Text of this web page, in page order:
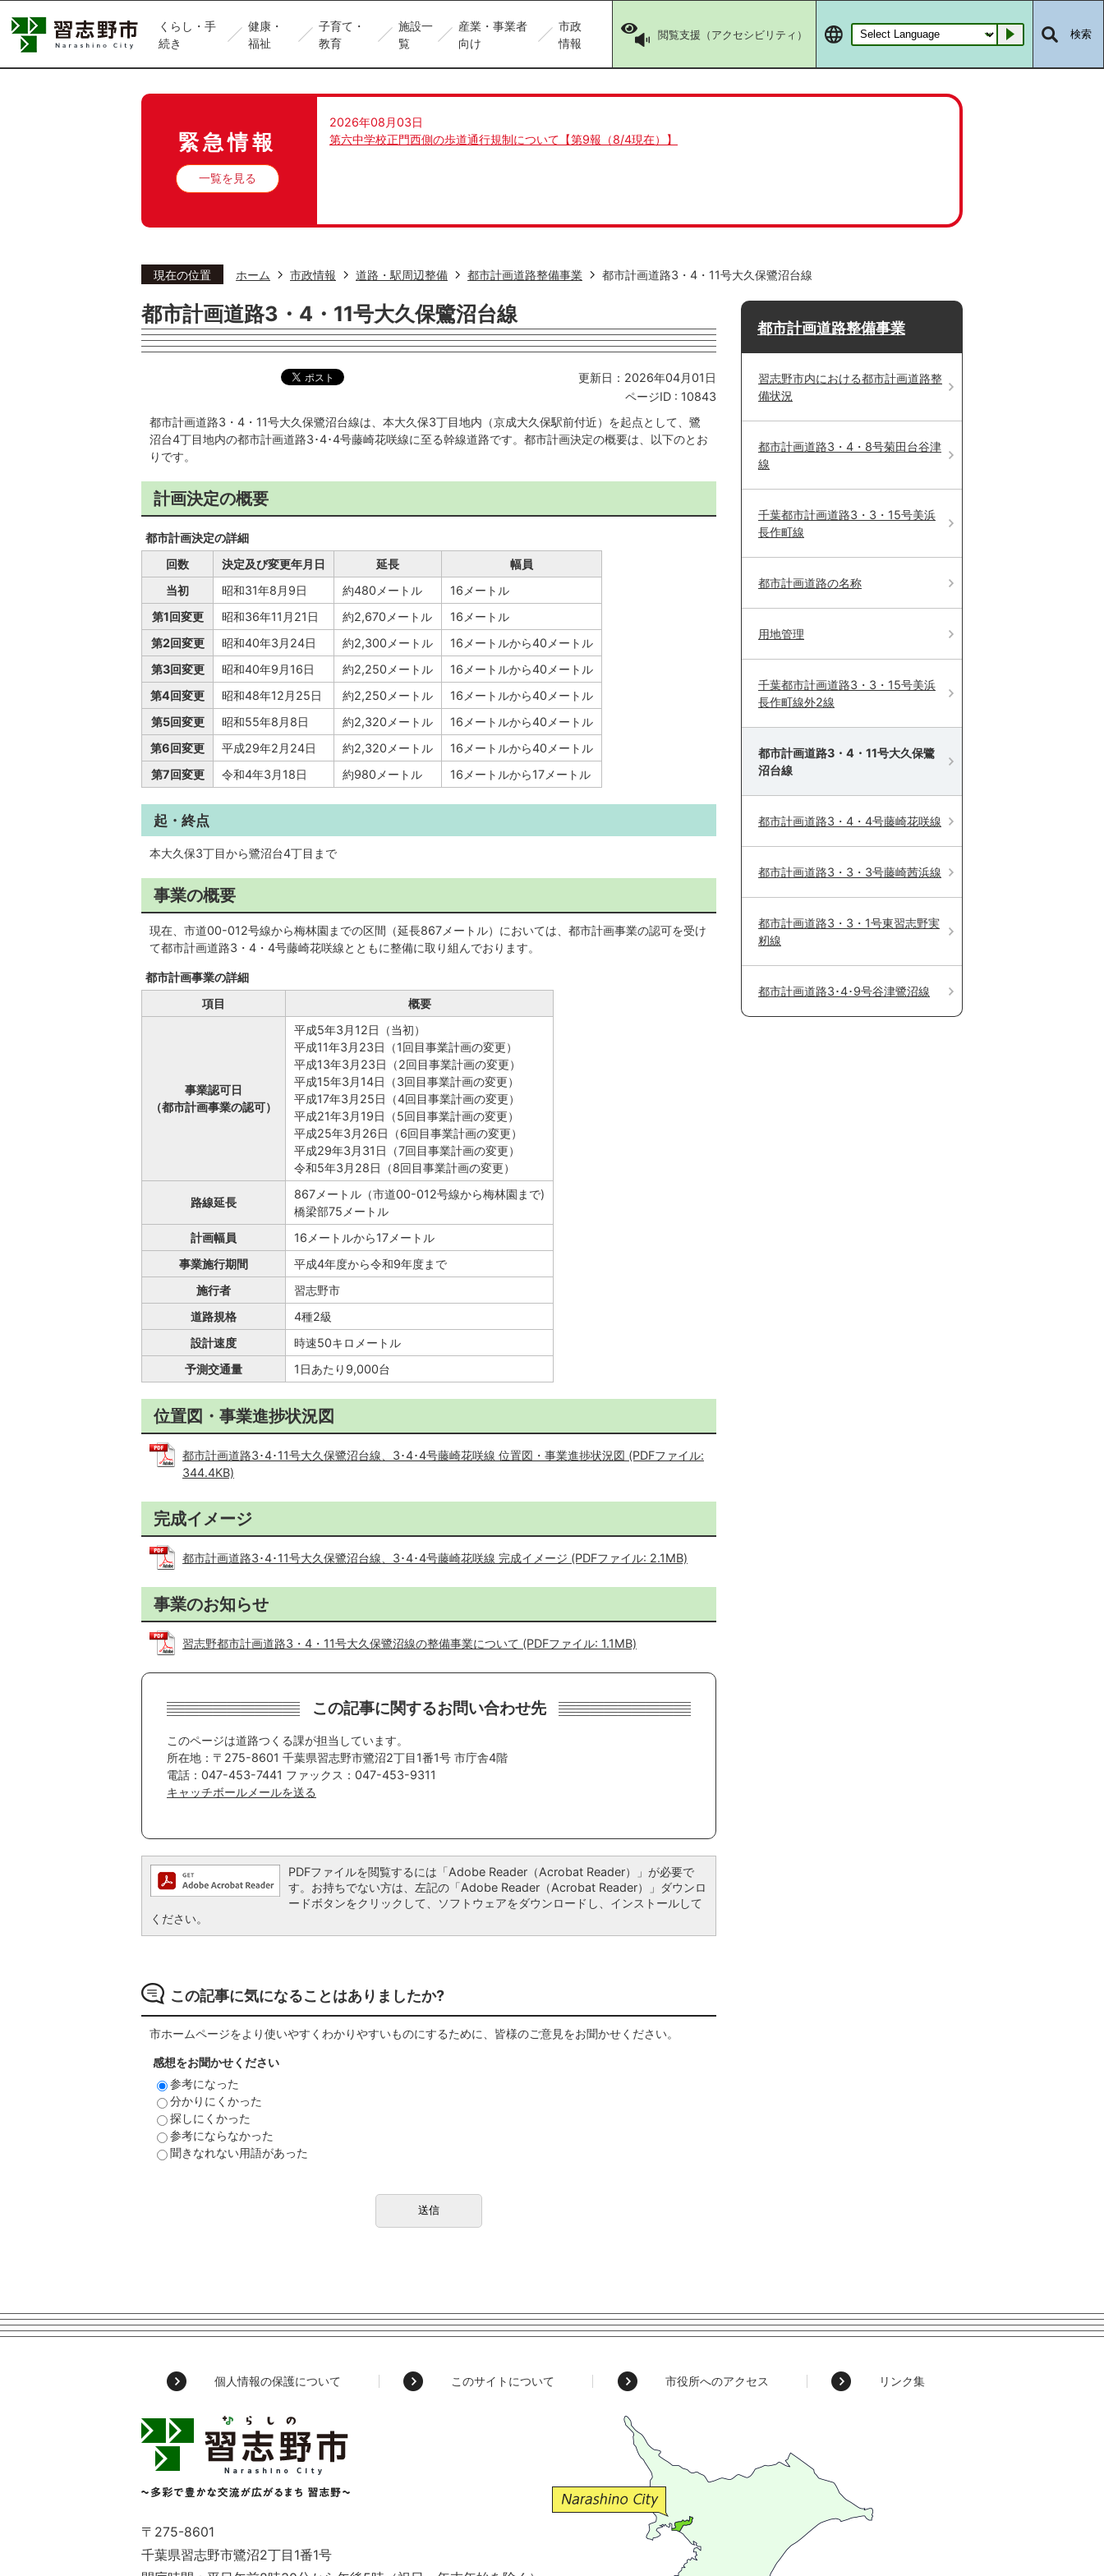
くらし・手
続き
健康・
福祉
子育て・
教育
施設一
覧
産業・事業者
向け
市政
情報
閲覧支援（アクセシビリティ） Go 検索
緊急情報
一覧を見る
2026年08月03日
第六中学校正門西側の歩道通行規制について【第9報（8/4現在）】
現在の位置 ホーム 市政情報 道路・駅周辺整備 都市計画道路整備事業 都市計画道路3・4・11号大久保鷺沼台線
都市計画道路3・4・11号大久保鷺沼台線
更新日：2026年04月01日
ページID : 10843
都市計画道路3・4・11号大久保鷺沼台線は、本大久保3丁目地内（京成大久保駅前付近）を起点として、鷺
沼台4丁目地内の都市計画道路3･4･4号藤崎花咲線に至る幹線道路です。都市計画決定の概要は、以下のとお
りです。
計画決定の概要
都市計画決定の詳細
回数
決定及び変更年月日 延長
幅員
当初
昭和31年8月9日 約480メートル
16メートル
第1回変更
昭和36年11月21日 約2,670メートル
16メートル
第2回変更
昭和40年3月24日 約2,300メートル
16メートルから40メートル
第3回変更
昭和40年9月16日 約2,250メートル
16メートルから40メートル
第4回変更
昭和48年12月25日 約2,250メートル
16メートルから40メートル
第5回変更
昭和55年8月8日 約2,320メートル
16メートルから40メートル
第6回変更
平成29年2月24日 約2,320メートル
16メートルから40メートル
第7回変更
令和4年3月18日 約980メートル 16メートルから17メートル
起・終点
本大久保3丁目から鷺沼台4丁目まで
事業の概要
現在、市道00-012号線から梅林園までの区間（延長867メートル）においては、都市計画事業の認可を受け
て都市計画道路3・4・4号藤崎花咲線とともに整備に取り組んでおります。
都市計画事業の詳細
項目
概要
事業認可日
（都市計画事業の認可）
平成5年3月12日（当初）
平成11年3月23日（1回目事業計画の変更）
平成13年3月23日（2回目事業計画の変更）
平成15年3月14日（3回目事業計画の変更）
平成17年3月25日（4回目事業計画の変更）
平成21年3月19日（5回目事業計画の変更）
平成25年3月26日（6回目事業計画の変更）
平成29年3月31日（7回目事業計画の変更）
令和5年3月28日（8回目事業計画の変更）
路線延長
867メートル（市道00-012号線から梅林園まで)
橋梁部75メートル
計画幅員
16メートルから17メートル
事業施行期間
平成4年度から令和9年度まで
施行者
習志野市
道路規格
4種2級
設計速度
時速50キロメートル
予測交通量
1日あたり9,000台
位置図・事業進捗状況図
都市計画道路3･4･11号大久保鷺沼台線、3･4･4号藤崎花咲線 位置図・事業進捗状況図 (PDFファイル:
344.4KB)
完成イメージ
都市計画道路3･4･11号大久保鷺沼台線、3･4･4号藤崎花咲線 完成イメージ (PDFファイル: 2.1MB)
事業のお知らせ
習志野都市計画道路3・4・11号大久保鷺沼線の整備事業について (PDFファイル: 1.1MB)
この記事に関するお問い合わせ先
このページは道路つくる課が担当しています。
所在地：〒275-8601 千葉県習志野市鷺沼2丁目1番1号 市庁舎4階
電話：047-453-7441 ファックス：047-453-9311
キャッチボールメールを送る
PDFファイルを閲覧するには「Adobe Reader（Acrobat Reader）」が必要で
す。お持ちでない方は、左記の「Adobe Reader（Acrobat Reader）」ダウンロ
ードボタンをクリックして、ソフトウェアをダウンロードし、インストールして
ください。
この記事に気になることはありましたか?
市ホームページをより使いやすくわかりやすいものにするために、皆様のご意見をお聞かせください。
感想をお聞かせください
参考になった
分かりにくかった
探しにくかった
参考にならなかった
聞きなれない用語があった
都市計画道路整備事業
習志野市内における都市計画道路整
備状況
都市計画道路3・4・8号菊田台谷津
線
千葉都市計画道路3・3・15号美浜
長作町線
都市計画道路の名称
用地管理
千葉都市計画道路3・3・15号美浜
長作町線外2線
都市計画道路3・4・11号大久保鷺
沼台線
都市計画道路3・4・4号藤崎花咲線
都市計画道路3・3・3号藤崎茜浜線
都市計画道路3・3・1号東習志野実
籾線
都市計画道路3･4･9号谷津鷺沼線
個人情報の保護について このサイトについて 市役所へのアクセス リンク集
習
志
Narashino
～
多
彩
〒275-8601
千葉県習志野市鷺沼2丁目1番1号